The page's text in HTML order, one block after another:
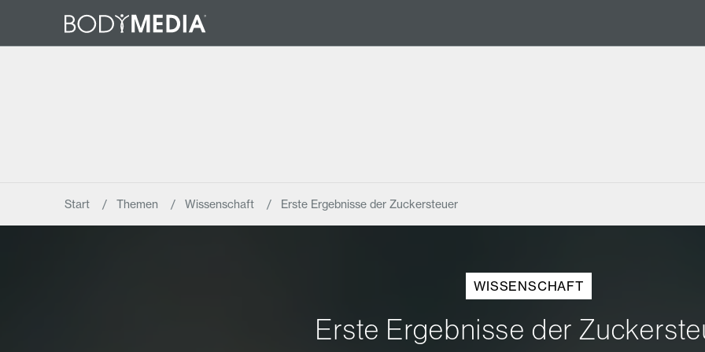
Start Themen Wissenschaft Erste Ergebnisse der Zuckersteuer
WISSENSCHAFT
Erste Ergebnisse der